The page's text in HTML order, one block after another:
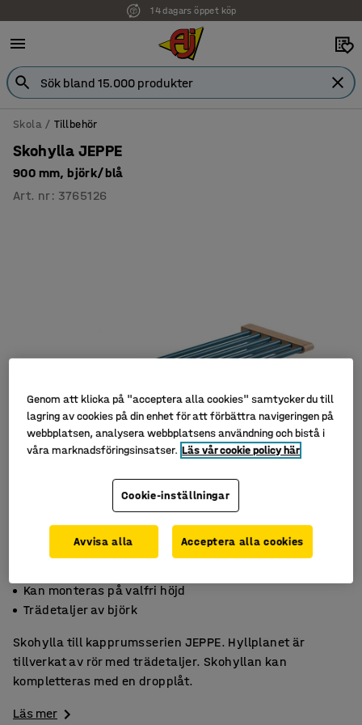
14 dagars öppet köp
Skola Tillbehör
Skohylla JEPPE
900 mm, björk/blå
Art. nr: 3765126
Kan monteras på valfri höjd
Trädetaljer av björk
Skohylla till kapprumsserien JEPPE. Hyllplanet är
tillverkat av rör med trädetaljer. Skohyllan kan
kompletteras med en dropplåt.
Läs mer
Genom att klicka på "acceptera alla cookies" samtycker du till
lagring av cookies på din enhet för att förbättra navigeringen på
webbplatsen, analysera webbplatsens användning och bistå i
våra marknadsföringsinsatser. Läs vår cookie policy här
Cookie-inställningar
Avvisa alla Acceptera alla cookies